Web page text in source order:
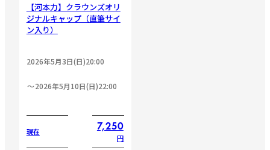
【河本力】クラウンズオリ
ジナルキャップ（直筆サイ
ン入り）
2026年5月3日(日)20:00
2026年5月10日(日)22:00
現在 7,250
円